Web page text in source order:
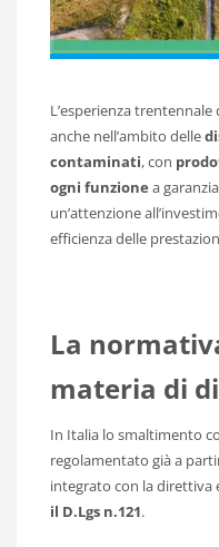
L’esperienza
anche nell’ambito delle
contaminati, con
ogni funzione a
un’attenzione
efficienza delle
La
materia di
In Italia lo smaltimento
regolamentato già a
integrato con la direttiva
il D.Lgs n.121.